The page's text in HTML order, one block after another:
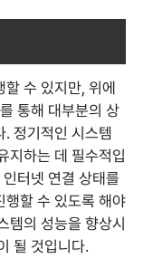
할 수 있지만, 위에
통해 대부분의 상
정기적인 시스템
지하는 데 필수적입
터넷 연결 상태를
행할 수 있도록 해야
템의 성능을 향상시
될 것입니다.